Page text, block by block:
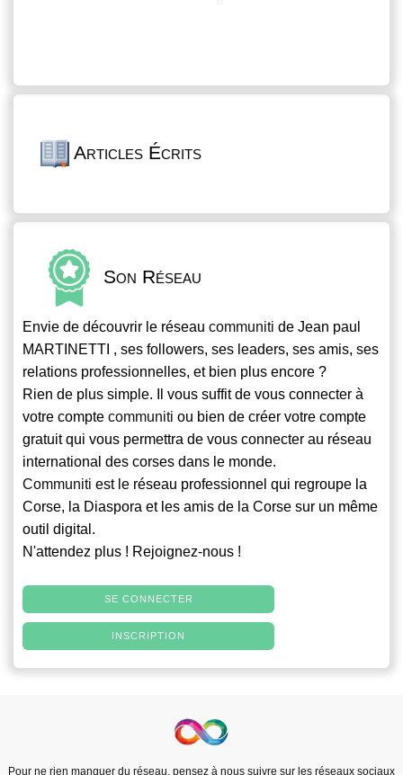
Articles Écrits
Son Réseau
Envie de découvrir le réseau communiti de Jean paul
MARTINETTI , ses followers, ses leaders, ses amis, ses
relations professionnelles, et bien plus encore ?
Rien de plus simple. Il vous suffit de vous connecter à
votre compte communiti ou bien de créer votre compte
gratuit qui vous permettra de vous connecter au réseau
international des corses dans le monde.
Communiti est le réseau professionnel qui regroupe la
Corse, la Diaspora et les amis de la Corse sur un même
outil digital.
N'attendez plus ! Rejoignez-nous !
SE CONNECTER
INSCRIPTION
Pour ne rien manquer du réseau, pensez à nous suivre sur les réseaux sociaux